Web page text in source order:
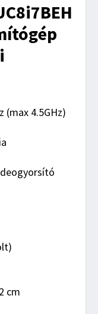
(max 4.5GHz)
cm